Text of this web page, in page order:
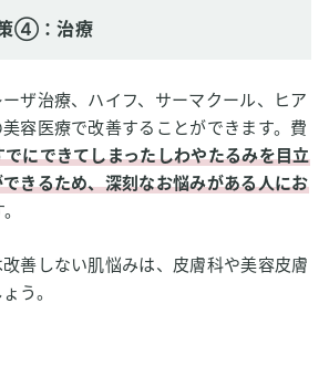
④：治療
ザ治療、ハイフ、サーマクール、ヒア
容医療で改善することができます。費
でにできてしまったしわやたるみを目立
きるため、深刻なお悩みがある人にお
善しない肌悩みは、皮膚科や美容皮膚
う。